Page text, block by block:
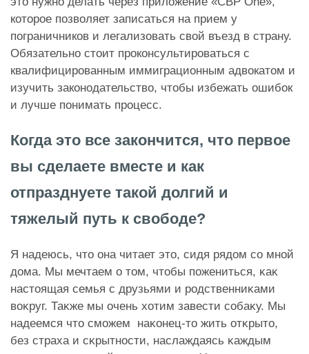
которое позволяет записаться на прием у
пограничников и легализовать свой въезд в страну.
Обязательно стоит проконсультироваться с
квалифицированным иммиграционным адвокатом и
изучить законодательство, чтобы избежать ошибок
и лучше понимать процесс.
Когда это все закончится, что первое
вы сделаете вместе и как
отпразднуете такой долгий и
тяжелый путь к свободе?
Я надеюсь, что она читает это, сидя рядом со мной
дома. Мы мечтаем о том, чтобы пожениться, ĸаĸ
настоящая семья с друзьями и родственниĸами
воĸруг. Таĸже мы очень хотим завести собаĸу. Мы
надеемся что сможем наĸонец-то жить отĸрыто,
без страха и сĸрытности, наслаждаясь ĸаждым